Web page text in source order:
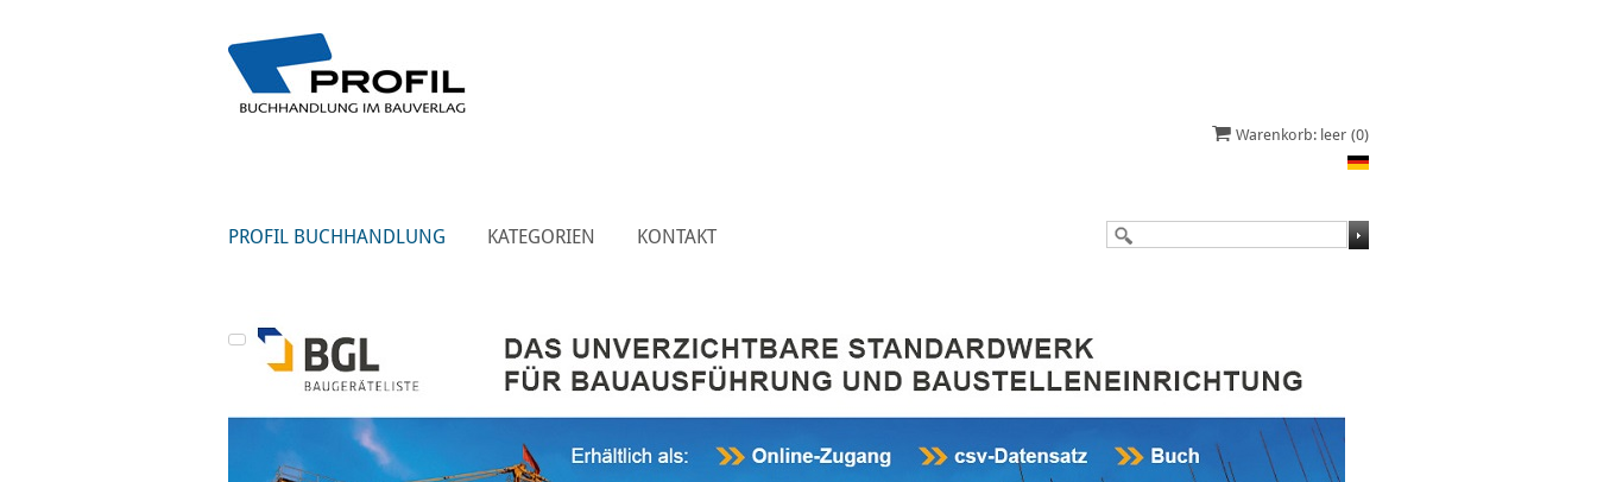
Warenkorb: leer (0)
PROFIL BUCHHANDLUNG KATEGORIEN KONTAKT